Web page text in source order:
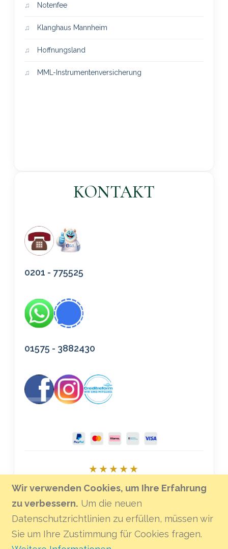
Wir verwenden Cookies, um Ihre Erfahrung
zu verbessern. Um die neuen
Datenschutzrichtlinien zu erfüllen, müssen wir
Sie um Ihre Zustimmung für Cookies fragen.
Notenfee
Klanghaus Mannheim
Hoffnungsland
MML-Instrumentenversicherung
KONTAKT
0201 - 775525
01575 - 3882430
★★★★★
Bei Google bewerten